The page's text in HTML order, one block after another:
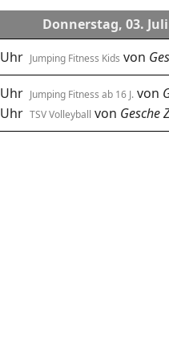
Donnerstag, 03.
Jumping Fitness Kids von
Jumping Fitness ab 16 J.von
TSV Volleyball von Gesche